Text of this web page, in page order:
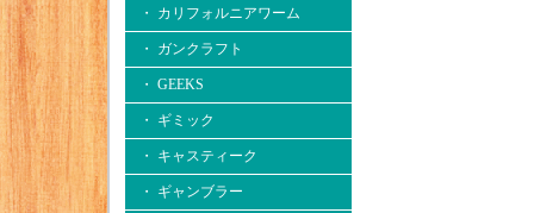
・ カリフォルニアワーム
・ ガンクラフト
・ GEEKS
・ ギミック
・ キャスティーク
・ ギャンブラー